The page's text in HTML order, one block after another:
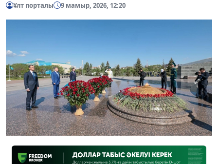
Ұлт порталы 9 мамыр, 2026, 12:20